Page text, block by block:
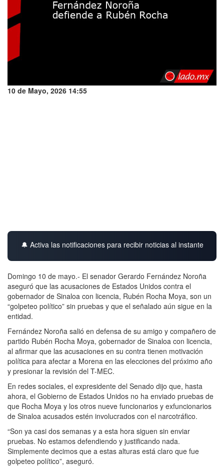
10 de Mayo, 2026 14:55
🔔 Activa las notificaciones para recibir noticias al instante
Domingo 10 de mayo.- El senador Gerardo Fernández Noroña
aseguró que las acusaciones de Estados Unidos contra el
gobernador de Sinaloa con licencia, Rubén Rocha Moya, son un
“golpeteo político” sin pruebas y que el señalado aún sigue en la
entidad.
Fernández Noroña salió en defensa de su amigo y compañero de
partido Rubén Rocha Moya, gobernador de Sinaloa con licencia,
al afirmar que las acusaciones en su contra tienen motivación
política para afectar a Morena en las elecciones del próximo año
y presionar la revisión del T-MEC.
En redes sociales, el expresidente del Senado dijo que, hasta
ahora, el Gobierno de Estados Unidos no ha enviado pruebas de
que Rocha Moya y los otros nueve funcionarios y exfuncionarios
de Sinaloa acusados estén involucrados con el narcotráfico.
“Son ya casi dos semanas y a esta hora siguen sin enviar
pruebas. No estamos defendiendo y justificando nada.
Simplemente decimos que a estas alturas está claro que fue
golpeteo político”, aseguró.